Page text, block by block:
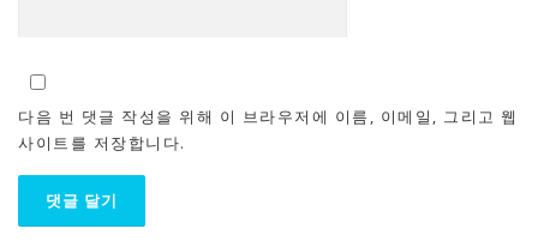
다음 번 댓글 작성을 위해 이 브라우저에 이름, 이메일, 그리고 웹
사이트를 저장합니다.